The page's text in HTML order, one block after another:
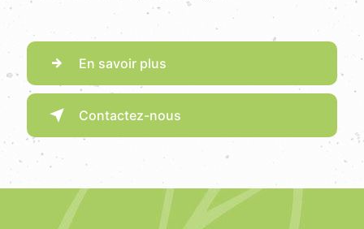
En savoir plus
Contactez-nous